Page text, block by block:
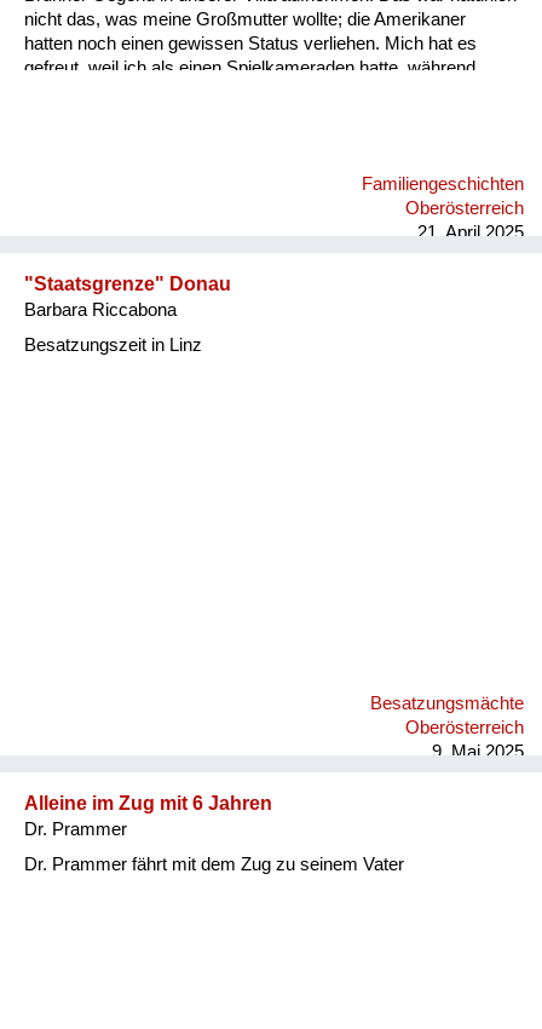
Fluchtgeschichten
Wiederaufbau und
Wohnen
nicht das, was meine Großmutter wollte; die Amerikaner
hatten noch einen gewissen Status verliehen. Mich hat es
gefreut, weil ich als einen Spielkameraden hatte, während
Nudel! Meine Großmutter war ja nicht ganz schlank. An solche
Wortgefechte kann ich mich erinnern. Die sind dann auch nach
Familiengeschichten
Oberösterreich
21. April 2025
"Staatsgrenze" Donau
Barbara Riccabona
Besatzungszeit in Linz
Besatzungsmächte
Oberösterreich
9. Mai 2025
Alleine im Zug mit 6 Jahren
Dr. Prammer
Dr. Prammer fährt mit dem Zug zu seinem Vater